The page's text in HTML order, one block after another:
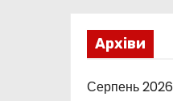
Архіви
Серпень 2026